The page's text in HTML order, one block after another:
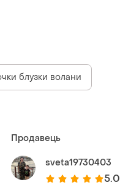
блузки волани
Продавець
sveta19730403
5.0